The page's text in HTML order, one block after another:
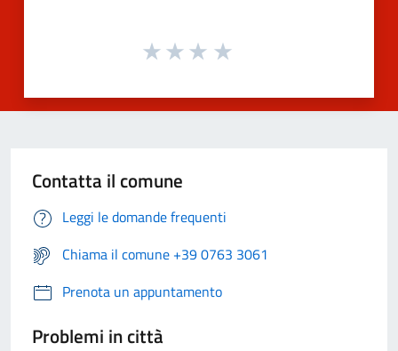
Contatta il comune
Leggi le domande frequenti
Chiama il comune +39 0763 3061
Prenota un appuntamento
Problemi in città